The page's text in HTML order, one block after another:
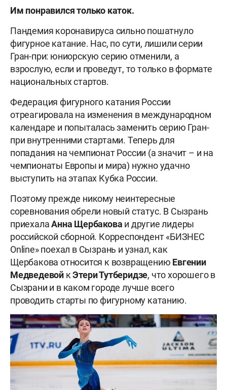
Им понравился только каток.
Пандемия коронавируса сильно пошатнуло
фигурное катание. Нас, по сути, лишили серии
Гран-при: юниорскую серию отменили, а
взрослую, если и проведут, то только в формате
национальных стартов.
Федерация фигурного катания России
отреагировала на изменения в международном
календаре и попыталась заменить серию Гран-
при внутренними стартами. Теперь для
попадания на чемпионат России (а значит – и на
чемпионаты Европы и мира) нужно удачно
выступить на этапах Кубка России.
Поэтому прежде никому неинтересные
соревнования обрели новый статус. В Сызрань
приехалаАнна Щербакова и другие лидеры
российской сборной. Корреспондент «БИЗНЕС
Online» поехал в Сызрань и узнал, как
Щербакова относится к возвращению Евгении
Медведевой кЭтери Тутберидзе, что хорошего в
Сызрани и в каком городе лучше всего
проводить старты по фигурному катанию.